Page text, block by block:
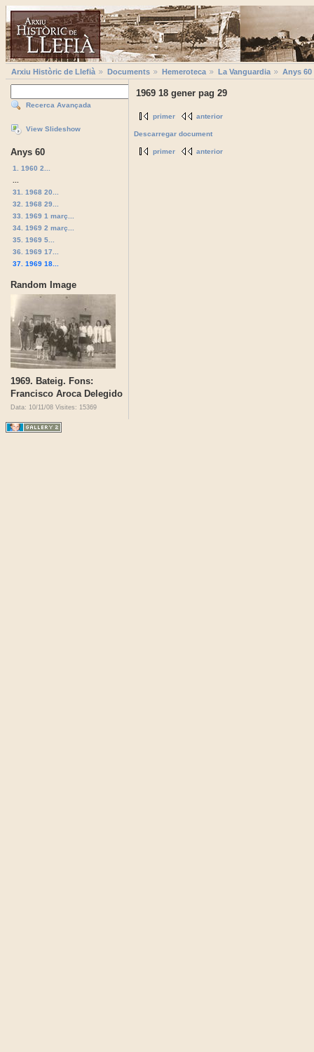
Arxiu Històric de Llefià Documents Hemeroteca La Vanguardia Anys 60
Recerca Avançada
View Slideshow
Anys 60
1. 1960 2...
31. 1968 20...
32. 1968 29...
33. 1969 1 març...
34. 1969 2 març...
35. 1969 5...
36. 1969 17...
37. 1969 18...
Random Image
1969. Bateig. Fons:
Francisco Aroca Delegido
Data: 10/11/08 Visites: 15369
1969 18 gener pag 29
primer anterior
Descarregar document
primer anterior